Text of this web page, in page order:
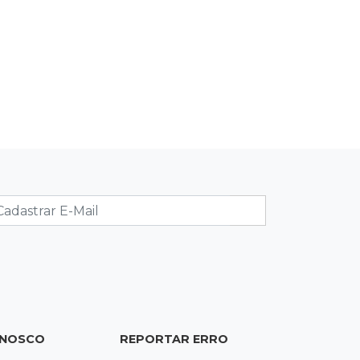
nova economia de MS, diz Gerson
Claro
REPORTAR ERRO